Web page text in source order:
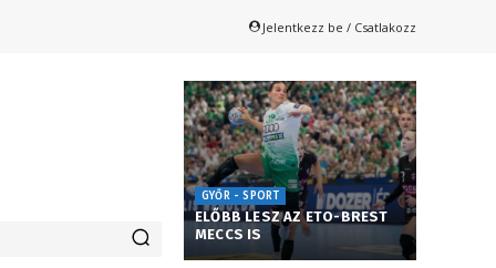
Jelentkezz be / Csatlakozz
GYŐR - SPORT
ELŐBB LESZ AZ ETO-BREST
MECCS IS